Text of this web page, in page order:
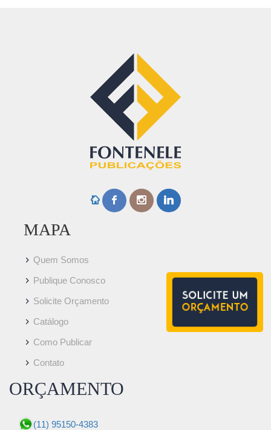
MAPA
Quem Somos
Publique Conosco
Solicite Orçamento
Catálogo
Como Publicar
Contato
ORÇAMENTO
(11) 95150-4383